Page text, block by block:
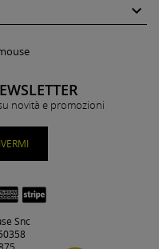

novità e promozioni
Snc